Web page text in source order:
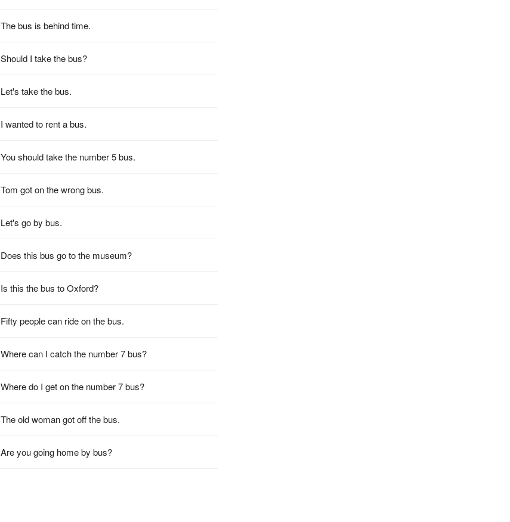
The bus is behind time.
Should I take the bus?
Let's take the bus.
I wanted to rent a bus.
You should take the number 5 bus.
Tom got on the wrong bus.
Let's go by bus.
Does this bus go to the museum?
Is this the bus to Oxford?
Fifty people can ride on the bus.
Where can I catch the number 7 bus?
Where do I get on the number 7 bus?
The old woman got off the bus.
Are you going home by bus?